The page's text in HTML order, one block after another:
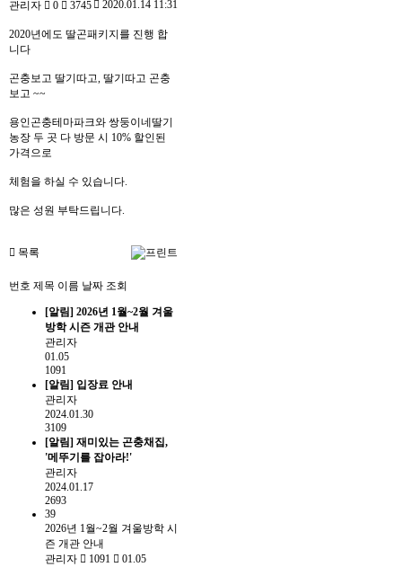
관리자
0 3745 2020.01.14 11:31
2020년에도 딸곤패키지를 진행 합
니다
곤충보고 딸기따고, 딸기따고 곤충
보고 ~~
용인곤충테마파크와 쌍둥이네딸기
농장 두 곳 다 방문 시 10% 할인된
가격으로
체험을 하실 수 있습니다.
많은 성원 부탁드립니다.
목록
번호 제목 이름 날짜 조회
[알림] 2026년 1월~2월 겨울
방학 시즌 개관 안내
관리자
01.05
1091
[알림] 입장료 안내
관리자
2024.01.30
3109
[알림] 재미있는 곤충채집,
'메뚜기를 잡아라!'
관리자
2024.01.17
2693
39
2026년 1월~2월 겨울방학 시
즌 개관 안내
관리자
1091
01.05